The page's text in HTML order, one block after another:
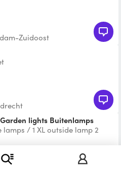
Zuidoost
Garden lights Buitenlamps
/ 1 XL outside lamp 2